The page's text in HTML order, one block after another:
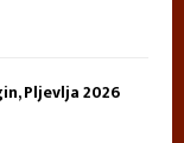
Pljevlja 2026